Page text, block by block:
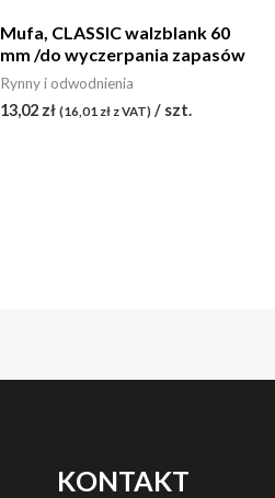
Mufa, CLASSIC walzblank 60
mm /do wyczerpania zapasów
Rynny i odwodnienia
13,02 zł (16,01 zł z VAT) / szt.
KONTAKT